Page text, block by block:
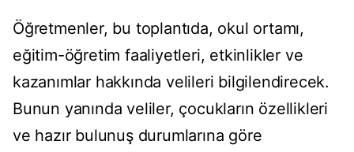
Öğretmenler, bu toplantıda, okul ortamı,
eğitim-öğretim faaliyetleri, etkinlikler ve
kazanımlar hakkında velileri bilgilendirecek.
Bunun yanında veliler, çocukların özellikleri
ve hazır bulunuş durumlarına göre